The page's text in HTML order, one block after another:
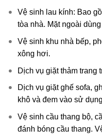
Vệ sinh lau kính: Bao
tòa nhà. Mặt ngoài
Vệ sinh khu nhà bếp,
xông hơi.
Dịch vụ giặt thảm trang
Dịch vụ giặt ghế sofa,
khô và đem vào sử
Vệ sinh cầu thang bộ,
đánh bóng cầu thang.